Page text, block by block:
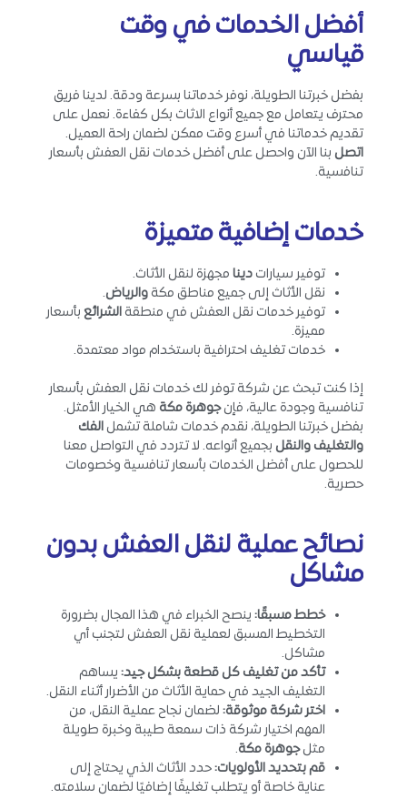
أفضل الخدمات في وقت
قياسي
بفضل خبرتنا الطويلة، نوفر خدماتنا بسرعة ودقة. لدينا فريق
محترف يتعامل مع جميع أنواع الاثاث بكل كفاءة. نعمل على
تقديم خدماتنا في أسرع وقت ممكن لضمان راحة العميل.
اتصل بنا الآن واحصل على أفضل خدمات نقل العفش بأسعار
تنافسية.
خدمات إضافية متميزة
توفير سيارات دينا مجهزة لنقل الأثاث.
نقل الأثاث إلى جميع مناطق مكة والرياض.
توفير خدمات نقل العفش في منطقة الشرائع بأسعار
مميزة.
خدمات تغليف احترافية باستخدام مواد معتمدة.
إذا كنت تبحث عن شركة توفر لك خدمات نقل العفش بأسعار
تنافسية وجودة عالية، فإنجوهرة مكة هي الخيار الأمثل.
بفضل خبرتنا الطويلة، نقدم خدمات شاملة تشمل الفك
والتغليف والنقل بجميع أنواعه. لا تتردد في التواصل معنا
للحصول على أفضل الخدمات بأسعار تنافسية وخصومات
حصرية.
نصائح عملية لنقل العفش بدون
مشاكل
خطط مسبقًا: ينصح الخبراء في هذا المجال بضرورة
التخطيط المسبق لعملية نقل العفش لتجنب أي
مشاكل.
تأكد من تغليف كل قطعة بشكل جيد: يساهم
التغليف الجيد في حماية الأثاث من الأضرار أثناء النقل.
اختر شركة موثوقة: لضمان نجاح عملية النقل، من
المهم اختيار شركة ذات سمعة طيبة وخبرة طويلة
مثلجوهرة مكة.
قم بتحديد الأولويات:حدد الأثاث الذي يحتاج إلى
عناية خاصة أو يتطلب تغليفًا إضافيًا لضمان سلامته.